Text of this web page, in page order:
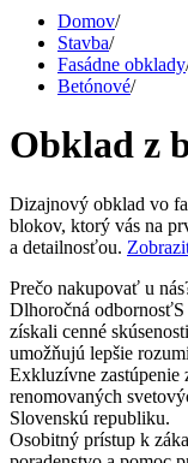
Domov/
Stavba/
Fasádne obklady
Betónové/
Obklad z
Dizajnový obklad vo
blokov, ktorý vás na
a detailnosťou.
Prečo nakupovať u
Dlhoročná odbornosť
získali cenné
umožňujú lepšie
Exkluzívne zastúpenie
renomovaných
Slovenskú republiku.
Osobitný prístup k